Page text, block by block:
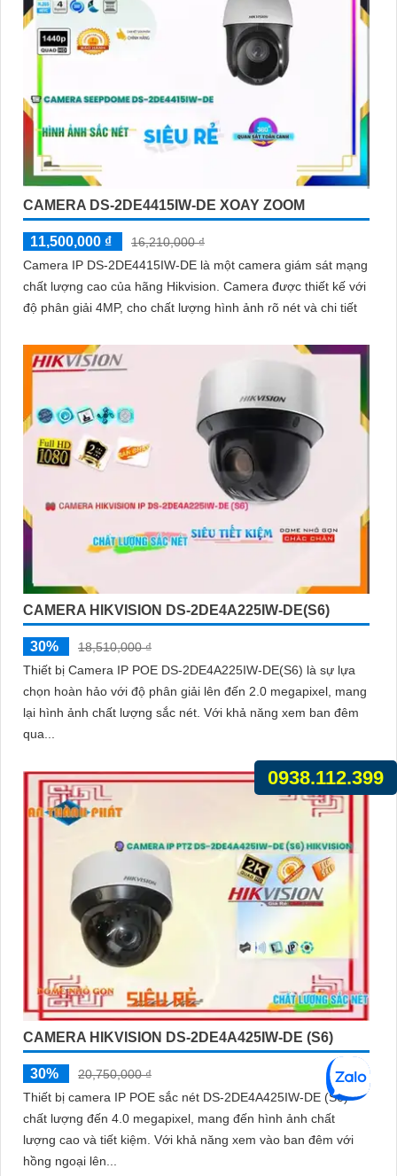
CAMERA DS-2DE4415IW-DE XOAY ZOOM
11,500,000 ₫
16,210,000 ₫
Camera IP DS-2DE4415IW-DE là một camera giám sát mạng
chất lượng cao của hãng Hikvision. Camera được thiết kế với
độ phân giải 4MP, cho chất lượng hình ảnh rõ nét và chi tiết
CAMERA HIKVISION DS-2DE4A225IW-DE(S6)
30%
18,510,000 ₫
Thiết bị Camera IP POE DS-2DE4A225IW-DE(S6) là sự lựa
chọn hoàn hảo với độ phân giải lên đến 2.0 megapixel, mang
lại hình ảnh chất lượng sắc nét. Với khả năng xem ban đêm
qua...
CAMERA HIKVISION DS-2DE4A425IW-DE (S6)
30%
20,750,000 ₫
Thiết bị camera IP POE sắc nét DS-2DE4A425IW-DE (S6)
chất lượng đến 4.0 megapixel, mang đến hình ảnh chất
lượng cao và tiết kiệm. Với khả năng xem vào ban đêm với
hồng ngoại lên...
0938.112.399